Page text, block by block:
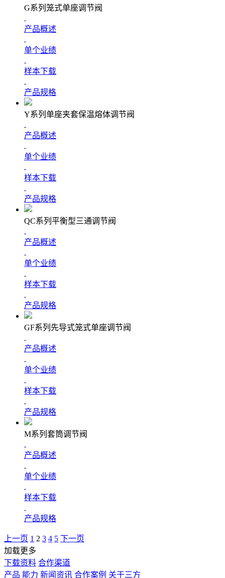
G系列笼式单座调节阀
产品概述
单个业绩
样本下载
产品规格
Y系列单座夹套保温熔体调节阀
产品概述
单个业绩
样本下载
产品规格
QC系列平衡型三通调节阀
产品概述
单个业绩
样本下载
产品规格
GF系列先导式笼式单座调节阀
产品概述
单个业绩
样本下载
产品规格
M系列套筒调节阀
产品概述
单个业绩
样本下载
产品规格
上一页 1 2 3 4 5 下一页
加载更多
下载资料 合作渠道
产品 能力 新闻资讯 合作案例 关于三方